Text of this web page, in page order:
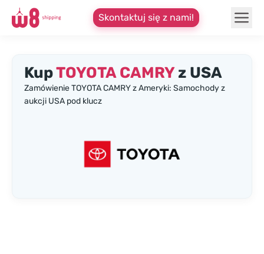
Skontaktuj się z nami!
KupTOYOTA CAMRYz USA
Zamówienie TOYOTA CAMRY z Ameryki: Samochody z
aukcji USA pod klucz